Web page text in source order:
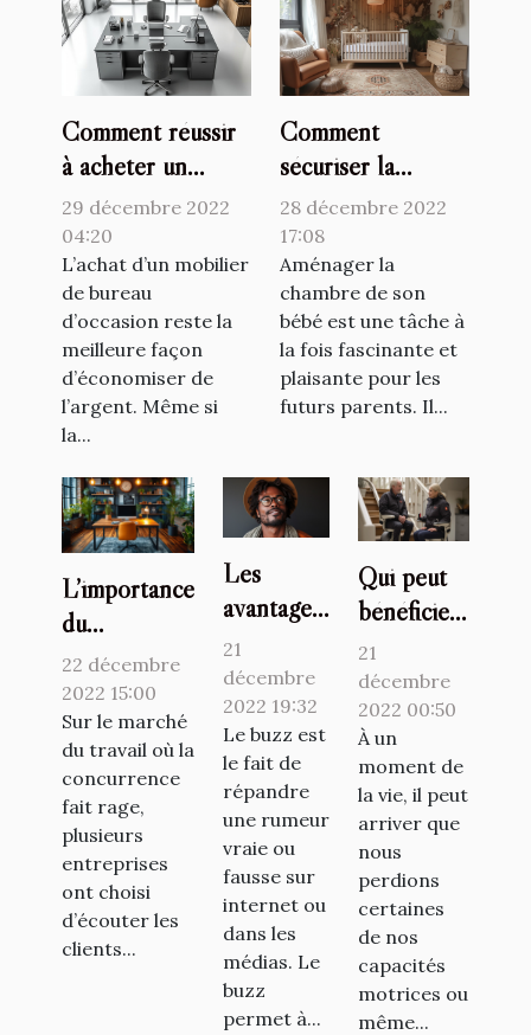
Comment réussir
à acheter un
mobilier de
bureau d’occasion
?
29 décembre 2022
04:20
L’achat d’un mobilier
de bureau
d’occasion reste la
meilleure façon
d’économiser de
l’argent. Même si
la...
Comment
sécuriser la
chambre de son
bébé ?
28 décembre 2022
17:08
Aménager la
chambre de son
bébé est une tâche à
la fois fascinante et
plaisante pour les
futurs parents. Il...
L’importance
du
télétravail et
du flex office
à travers la
plateforme
deskare
22 décembre
2022 15:00
Sur le marché
du travail où la
concurrence
fait rage,
plusieurs
entreprises
ont choisi
d’écouter les
clients...
Les
avantages
du buzz
pour un
artiste
21
décembre
2022 19:32
Le buzz est
le fait de
répandre
une rumeur
vraie ou
fausse sur
internet ou
dans les
médias. Le
buzz
permet à...
Qui peut
bénéficier
de
l’utilisation
d’un
monte-
escalier ?
21
décembre
2022 00:50
À un
moment de
la vie, il peut
arriver que
nous
perdions
certaines
de nos
capacités
motrices ou
même...